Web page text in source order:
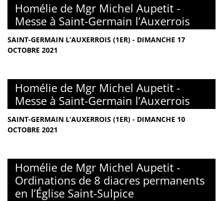
Homélie de Mgr Michel Aupetit -
Messe à Saint-Germain l’Auxerrois
SAINT-GERMAIN L’AUXERROIS (1ER) - DIMANCHE 17
OCTOBRE 2021
Homélie de Mgr Michel Aupetit -
Messe à Saint-Germain l’Auxerrois
SAINT-GERMAIN L’AUXERROIS (1ER) - DIMANCHE 10
OCTOBRE 2021
Homélie de Mgr Michel Aupetit -
Ordinations de 8 diacres permanents
en l’Église Saint-Sulpice